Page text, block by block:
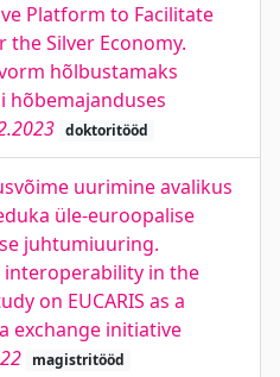
Platform to Facilitate
Silver Economy.
hõlbustamaks
hõbemajanduses
doktoritööd
uurimine avalikus
üle-euroopalise
juhtumiuuring.
in the
on EUCARIS as a
exchange initiative
magistritööd